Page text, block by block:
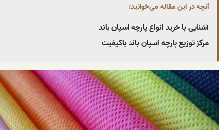
آنچه در این مقاله می‌خوانید:
آشنایی با خرید انواع پارچه اسپان باند
مرکز توزیع پارچه اسپان باند باکیفیت